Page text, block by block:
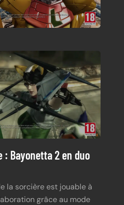
: Bayonetta 2 en duo
la sorcière est jouable à
grâce au mode